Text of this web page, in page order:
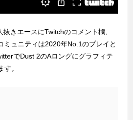
きエースにTwitchのコメント欄、
ミュニティは2020年No.1のプレイと
でDust 2のAロングにグラフィテ
。